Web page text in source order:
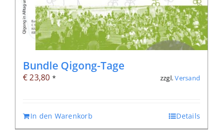
Bundle Qigong-Tage
€23,80 * zzgl.Versand
In den Warenkorb Details